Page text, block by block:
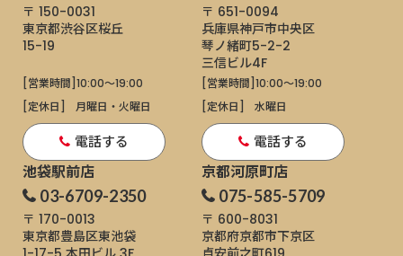
〒 150-0031
東京都渋谷区桜丘
15-19
[営業時間] 10:00～19:00
[定休日]
月曜日・火曜日
電話する
〒 651-0094
兵庫県神戸市中央区
琴ノ緒町5-2-2
三信ビル4F
[営業時間] 10:00～19:00
[定休日]
水曜日
電話する
池袋駅前店
03-6709-2350
〒 170-0013
東京都豊島区東池袋
京都河原町店
075-585-5709
〒 600-8031
京都府京都市下京区